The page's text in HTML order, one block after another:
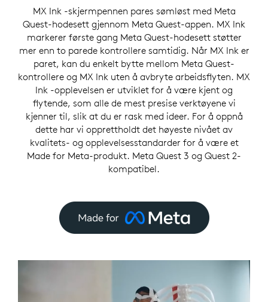
MX Ink -skjermpennen pares sømløst med Meta
Quest-hodesett gjennom Meta Quest-appen. MX Ink
markerer første gang Meta Quest-hodesett støtter
mer enn to parede kontrollere samtidig. Når MX Ink er
paret, kan du enkelt bytte mellom Meta Quest-
kontrollere og MX Ink uten å avbryte arbeidsflyten. MX
Ink -opplevelsen er utviklet for å være kjent og
flytende, som alle de mest presise verktøyene vi
kjenner til, slik at du er rask med ideer. For å oppnå
dette har vi opprettholdt det høyeste nivået av
kvalitets- og opplevelsesstandarder for å være et
Made for Meta-produkt. Meta Quest 3 og Quest 2-
kompatibel.